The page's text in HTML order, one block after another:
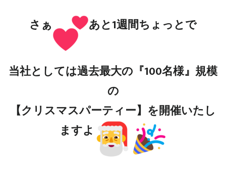
さぁ あと1週間ちょっとで
当社としては過去最大の『100名様』規模
の
【クリスマスパーティー】を開催いたし
ますよ